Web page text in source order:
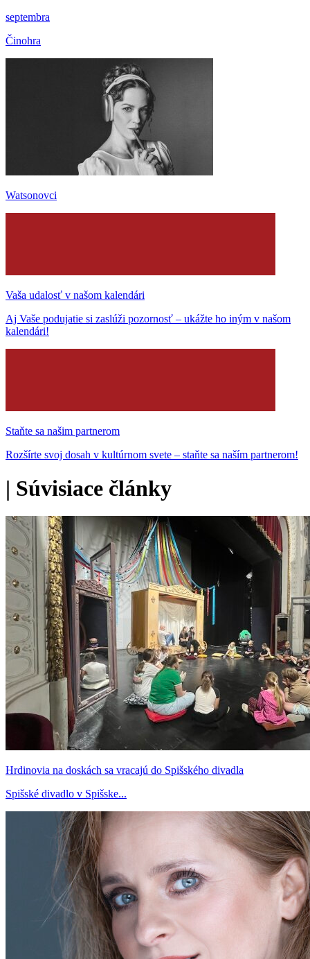
septembra
Činohra
Watsonovci
Vaša udalosť v našom kalendári
Aj Vaše podujatie si zaslúži pozornosť – ukážte ho iným v našom
kalendári!
Staňte sa našim partnerom
Rozšírte svoj dosah v kultúrnom svete – staňte sa naším partnerom!
| Súvisiace články
Hrdinovia na doskách sa vracajú do Spišského divadla
Spišské divadlo v Spišske...